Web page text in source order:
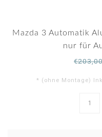
Mazda 3 Automatik
nur für
* (ohne Montage)